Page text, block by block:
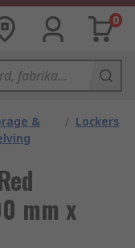
0
&
/ Lockers
mm x